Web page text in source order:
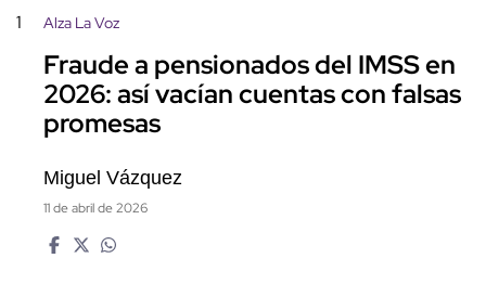
1 Alza La Voz
Fraude a pensionados del IMSS en
2026: así vacían cuentas con falsas
promesas
Miguel Vázquez
11 de abril de 2026